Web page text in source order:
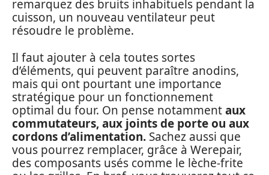
remarquez des bruits inhabituels pendant la
cuisson, un nouveau ventilateur peut
résoudre le problème.
Il faut ajouter à cela toutes sortes
d’éléments, qui peuvent paraître anodins,
mais qui ont pourtant une importance
stratégique pour un fonctionnement
optimal du four. On pense notammentaux
commutateurs, aux joints de porte ou aux
cordons d’alimentation. Sachez aussi que
vous pourrez remplacer, grâce à Werepair,
des composants usés comme le lèche-frite